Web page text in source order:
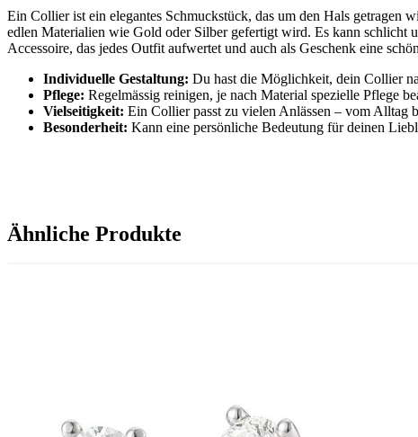
Ein Collier ist ein elegantes Schmuckstück, das um den Hals getragen
edlen Materialien wie Gold oder Silber gefertigt wird. Es kann schlicht
Accessoire, das jedes Outfit aufwertet und auch als Geschenk eine
Individuelle Gestaltung: Du hast die Möglichkeit, dein Collier
Pflege: Regelmässig reinigen, je nach Material spezielle Pflege
Vielseitigkeit: Ein Collier passt zu vielen Anlässen – vom Alltag
Besonderheit: Kann eine persönliche Bedeutung für deinen
Ähnliche Produkte